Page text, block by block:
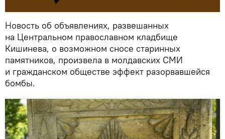
Новость об объявлениях, развешанных
на Центральном православном кладбище
Кишинева, о возможном сносе старинных
памятников, произвела в молдавских СМИ
и гражданском обществе эффект разорвавшейся
бомбы.